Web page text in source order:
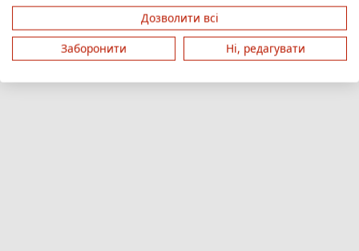
Дозволити всі
Заборонити
Ні, редагувати